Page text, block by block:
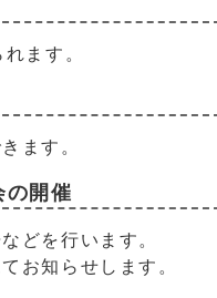
ます。
ます。
の開催
どを行います。
お知らせします。